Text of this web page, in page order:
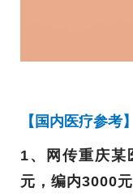
【国内医疗参考】
1、网传重庆某
元，编内3000